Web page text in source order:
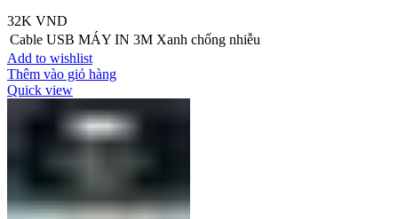
32K VND
Cable USB MÁY IN 3M Xanh chống nhiễu
Add to wishlist
Thêm vào giỏ hàng
Quick view